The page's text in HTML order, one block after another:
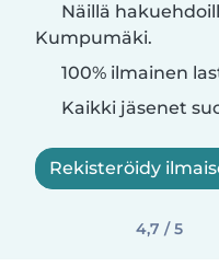
Näillä
Kumpumäki.
100% ilmainen
Kaikki jäsenet
Rekisteröidy
4,7 / 5